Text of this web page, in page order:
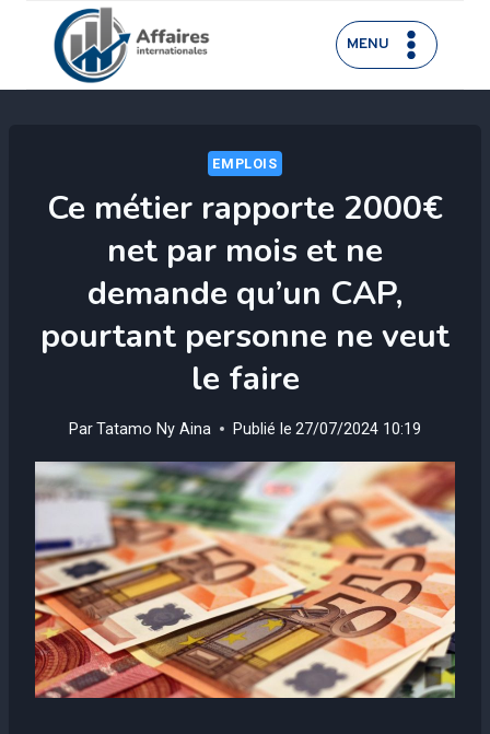
contenu
MENU
EMPLOIS
Ce métier rapporte 2000€
net par mois et ne
demande qu’un CAP,
pourtant personne ne veut
le faire
ParTatamo Ny Aina Publié le 27/07/2024 10:19